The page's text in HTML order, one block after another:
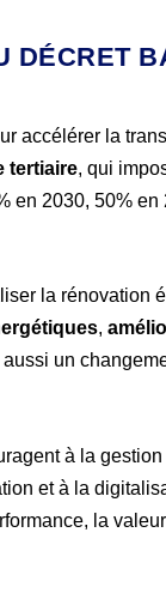
DÉCRET
accélérer la
tertiaire, qui
en 2030, 50%
la rénovation
,
un
à la
et à la
la